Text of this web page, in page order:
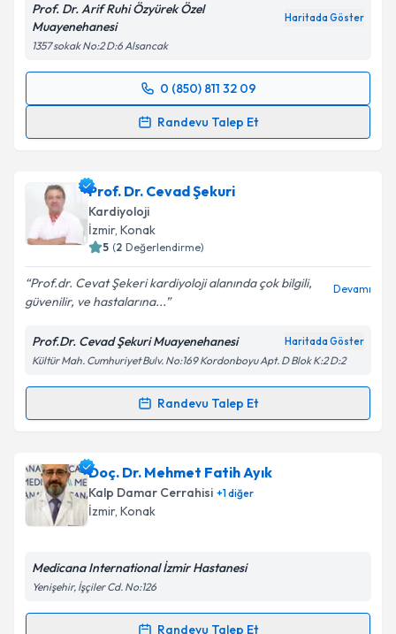
Prof. Dr. Arif Ruhi Özyürek Özel
Muayenehanesi
Haritada Göster
1357 sokak No:2 D:6 Alsancak
0 (850) 811 32 09
Randevu Talep Et
Randevu Takvimi Talebi
için bir takvim hazırlandığında e-posta ile
bilgilendireceğiz.
E-posta Adresiniz
Metni 'ni okudum ve kişisel verilerimin belirtilen
kapsamda işlenmesini kabul ediyorum.
Takvim Talebini Gönder
Prof. Dr. Cevad Şekuri
Kardiyoloji
İzmir, Konak
5 (2 Değerlendirme)
Prof.dr. Cevat Şekeri kardiyoloji alanında çok bilgili,
güvenilir, ve hastalarına...
Devamı
Prof.Dr. Cevad Şekuri Muayenehanesi Haritada Göster
Kültür Mah. Cumhuriyet Bulv. No:169 Kordonboyu Apt. D Blok K:2 D:2
Randevu Talep Et
Randevu Takvimi Talebi
Prof. Dr. Cevad Şekuriiçin randevu takvimi talebi
oluşturun. Size bu uzmandan randevu almanız için bir
takvim hazırlandığında e-posta ile bilgilendireceğiz.
Kişisel verilerimin işlenmesine ilişkin
Doç. Dr. Mehmet Fatih Ayık
Kalp Damar Cerrahisi +1diğer
İzmir, Konak
Medicana International İzmir Hastanesi
Yenişehir, İşçiler Cd. No:126
Randevu Talep Et